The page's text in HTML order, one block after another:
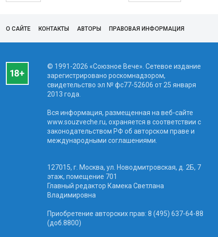
О САЙТЕ КОНТАКТЫ АВТОРЫ ПРАВОВАЯ ИНФОРМАЦИЯ
© 1991-2026 «Союзное Вече». Сетевое издание
зарегистрировано роскомнадзором,
свидетельство эл № фc77-52606 от 25 января
2013 года.
Вся информация, размещенная на веб-сайте
www.souzveche.ru, охраняется в соответствии с
законодательством РФ об авторском праве и
международными соглашениями.
127015, г. Москва, ул. Новодмитровская, д. 2Б, 7
этаж, помещение 701
Главный редактор Камека Светлана
Владимировна
Приобретение авторских прав: 8 (495) 637-64-88
(доб.8800)